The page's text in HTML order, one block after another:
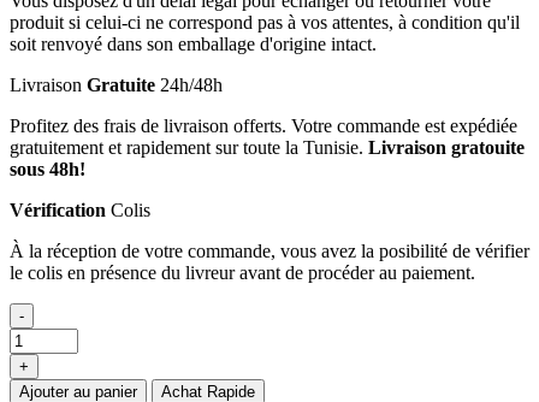
produit si celui-ci ne correspond pas à vos attentes, à condition qu'il
soit renvoyé dans son emballage d'origine intact.
Livraison Gratuite 24h/48h
Profitez des frais de livraison offerts. Votre commande est expédiée
gratuitement et rapidement sur toute la Tunisie. Livraison gratouite
sous 48h!
Vérification Colis
À la réception de votre commande, vous avez la posibilité de vérifier
le colis en présence du livreur avant de procéder au paiement.
-
+
Ajouter au panier
Achat Rapide